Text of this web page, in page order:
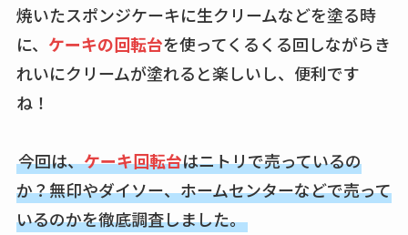
ココネシャンプー詰
め替えはどこで売っ
てる？ドンキ・ロフ
アクアテクトゲルが
売ってる場所はど
こ？楽天・amazonで
焼いたスポンジケーキに生クリームなどを塗る時
に、 ケーキの回転台を使ってくるくる回しながらき
れいにクリームが塗れると楽しいし、便利です
ね！
今回は、ケーキ回転台はニトリで売っているの
か？無印やダイソー、ホームセンターなどで売って
いるのかを徹底調査しました。